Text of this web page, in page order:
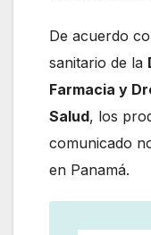
De acuerdo
sanitario de la
Farmacia y
Salud, los
comunicado
en Panamá.